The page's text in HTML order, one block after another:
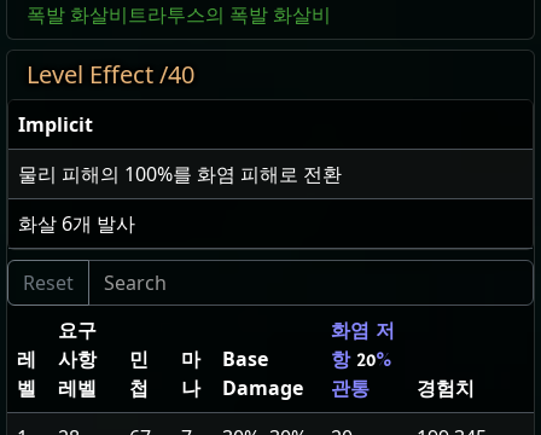
폭발 화살비트라투스의 폭발 화살비
Level Effect /40
Implicit
물리 피해의 100%를 화염 피해로 전환
화살 6개 발사
레
벨
요구
사항
레벨
민
첩
마
나
Base
Damage
화염 저
항 20%
관통
경험치